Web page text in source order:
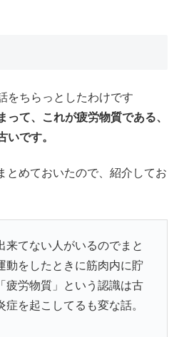
をちらっとしたわけです
って、これが疲労物質である、
いです。
とめておいたので、紹介してお
来てない人がいるのでまと
動をしたときに筋肉内に貯
疲労物質」という認識は古
を起こしてるも変な話。